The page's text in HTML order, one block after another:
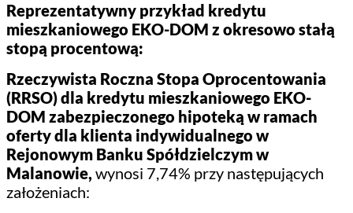
Reprezentatywny przykład kredytu
mieszkaniowego EKO-DOM z okresowo stałą
stopą procentową:
Rzeczywista Roczna Stopa Oprocentowania
(RRSO) dla kredytu mieszkaniowego EKO-
DOM zabezpieczonego hipoteką w ramach
oferty dla klienta indywidualnego w
Rejonowym Banku Spółdzielczym w
Malanowie, wynosi 7,74% przy następujących
założeniach: